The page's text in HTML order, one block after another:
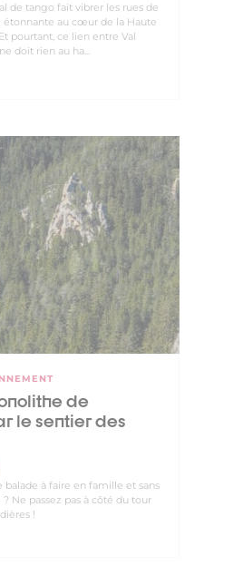
de tango fait vibrer les rues de
étonnante au cœur de la Haute
pourtant, ce lien entre Val
doit rien au ha...
de
le sentier des
balade à faire en famille et sans
Ne passez pas à côté du tour
!